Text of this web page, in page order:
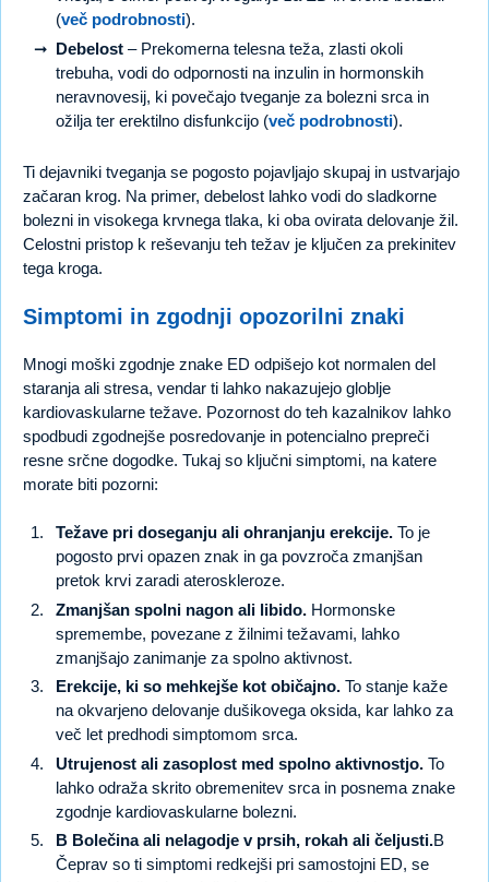
(več podrobnosti).
Debelost – Prekomerna telesna teža, zlasti okoli
trebuha, vodi do odpornosti na inzulin in hormonskih
neravnovesij, ki povečajo tveganje za bolezni srca in
ožilja ter erektilno disfunkcijo (več podrobnosti).
Ti dejavniki tveganja se pogosto pojavljajo skupaj in ustvarjajo
začaran krog. Na primer, debelost lahko vodi do sladkorne
bolezni in visokega krvnega tlaka, ki oba ovirata delovanje žil.
Celostni pristop k reševanju teh težav je ključen za prekinitev
tega kroga.
Simptomi in zgodnji opozorilni znaki
Mnogi moški zgodnje znake ED odpišejo kot normalen del
staranja ali stresa, vendar ti lahko nakazujejo globlje
kardiovaskularne težave. Pozornost do teh kazalnikov lahko
spodbudi zgodnejše posredovanje in potencialno prepreči
resne srčne dogodke. Tukaj so ključni simptomi, na katere
morate biti pozorni:
Težave pri doseganju ali ohranjanju erekcije. To je
pogosto prvi opazen znak in ga povzroča zmanjšan
pretok krvi zaradi ateroskleroze.
Zmanjšan spolni nagon ali libido. Hormonske
spremembe, povezane z žilnimi težavami, lahko
zmanjšajo zanimanje za spolno aktivnost.
Erekcije, ki so mehkejše kot običajno. To stanje kaže
na okvarjeno delovanje dušikovega oksida, kar lahko za
več let predhodi simptomom srca.
Utrujenost ali zasoplost med spolno aktivnostjo. To
lahko odraža skrito obremenitev srca in posnema znake
zgodnje kardiovaskularne bolezni.
B Bolečina ali nelagodje v prsih, rokah ali čeljusti.B
Čeprav so ti simptomi redkejši pri samostojni ED, se